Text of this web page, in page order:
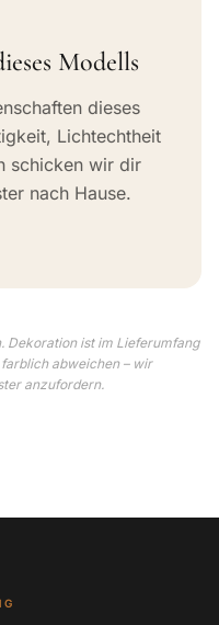
Modells
dieses
Lichtechtheit
schicken wir dir
nach Hause.
Dekoration ist im Lieferumfang
abweichen – wir
anzufordern.